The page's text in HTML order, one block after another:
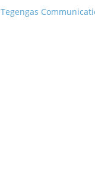
Tegengas